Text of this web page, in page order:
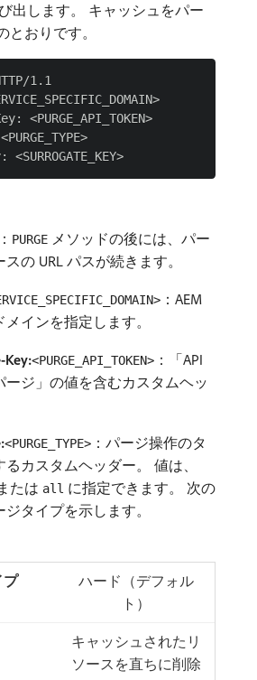
出します。 キャッシュをパー
とおりです。
1.1
<PURGE_API_TOKEN>
： PURGE メソッドの後には、パー
の URL パスが続きます。
：AEM
インを指定します。
Key:<PURGE_API_TOKEN> ：「API
ージ」の値を含むカスタムヘッ
<PURGE_TYPE> ：パージ操作のタ
カスタムヘッダー。 値は、
たは all に指定できます。 次の
タイプを示します。
ハード（デフォル
ト）
キャッシュされたリ
ソースを直ちに削除